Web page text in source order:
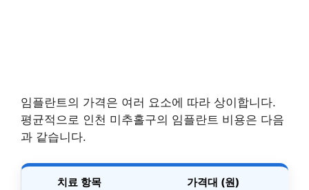
임플란트의 가격은 여러 요소에 따라 상이합니다.
평균적으로 인천 미추홀구의 임플란트 비용은 다음
과 같습니다.
치료 항목 가격대 (원)